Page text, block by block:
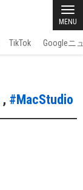
MENU
TikTok Googleニ
, #MacStudio